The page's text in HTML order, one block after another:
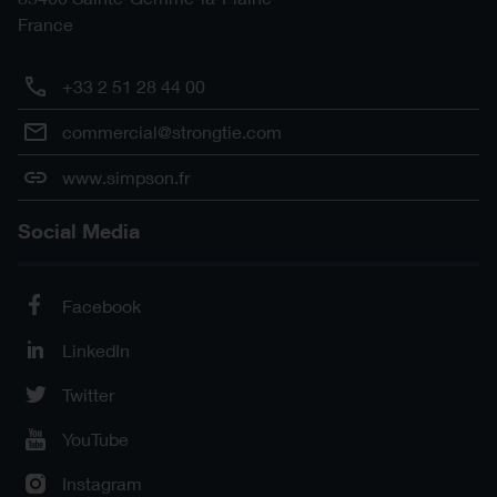
France
+33 2 51 28 44 00
commercial@strongtie.com
www.simpson.fr
Social Media
Facebook
LinkedIn
Twitter
YouTube
Instagram